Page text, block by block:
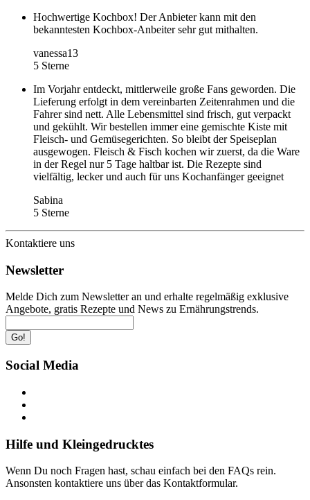
Hochwertige Kochbox! Der Anbieter kann mit den
bekanntesten Kochbox-Anbeiter sehr gut mithalten.
vanessa13
5 Sterne
Im Vorjahr entdeckt, mittlerweile große Fans geworden. Die
Lieferung erfolgt in dem vereinbarten Zeitenrahmen und die
Fahrer sind nett. Alle Lebensmittel sind frisch, gut verpackt
und gekühlt. Wir bestellen immer eine gemischte Kiste mit
Fleisch- und Gemüsegerichten. So bleibt der Speiseplan
ausgewogen. Fleisch & Fisch kochen wir zuerst, da die Ware
in der Regel nur 5 Tage haltbar ist. Die Rezepte sind
vielfältig, lecker und auch für uns Kochanfänger geeignet
Sabina
5 Sterne
Kontaktiere uns
Newsletter
Melde Dich zum Newsletter an und erhalte regelmäßig exklusive
Angebote, gratis Rezepte und News zu Ernährungstrends.
Go!
Social Media
Hilfe und Kleingedrucktes
Wenn Du noch Fragen hast, schau einfach bei den FAQs rein.
Ansonsten kontaktiere uns über das Kontaktformular.